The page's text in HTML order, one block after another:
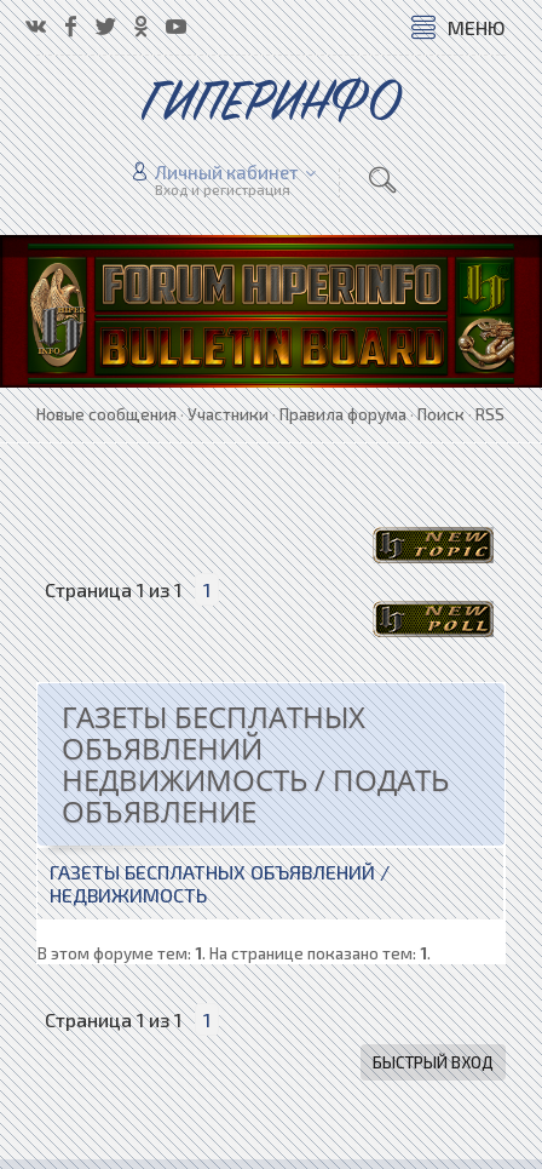
МЕНЮ
ГИПЕРИНФО
Личный кабинет
Вход и регистрация
Новые сообщения·Участники·Правила форума·Поиск·RSS
Страница1из1 1
ГАЗЕТЫ БЕСПЛАТНЫХ
ОБЪЯВЛЕНИЙ
НЕДВИЖИМОСТЬ / ПОДАТЬ
ОБЪЯВЛЕНИЕ
ГАЗЕТЫ БЕСПЛАТНЫХ ОБЪЯВЛЕНИЙ /
НЕДВИЖИМОСТЬ
В этом форуме тем: 1. На странице показано тем: 1.
Страница1из1 1